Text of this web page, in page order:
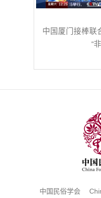
中国厦门接棒联
“
中国民俗学会